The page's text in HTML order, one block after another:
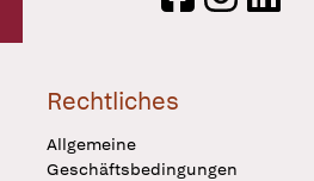
Rechtliches
Allgemeine
Geschäftsbedingungen